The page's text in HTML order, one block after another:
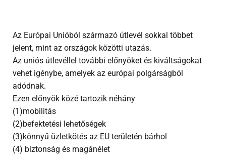
Az Európai Unióból származó útlevél sokkal többet
jelent, mint az országok közötti utazás.
Az uniós útlevéllel további előnyöket és kiváltságokat
vehet igénybe, amelyek az európai polgárságból
adódnak.
Ezen előnyök közé tartozik néhány
(1)mobilitás
(2)befektetési lehetőségek
(3)könnyű üzletkötés az EU területén bárhol
(4) biztonság és magánélet